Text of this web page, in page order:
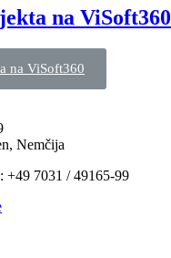
na ViSoft360
na ViSoft360
Nemčija
+49 7031 / 49165-99